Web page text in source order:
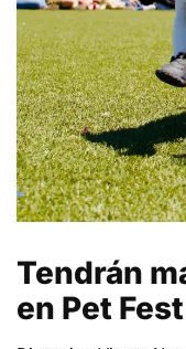
Tendrán
en Pet